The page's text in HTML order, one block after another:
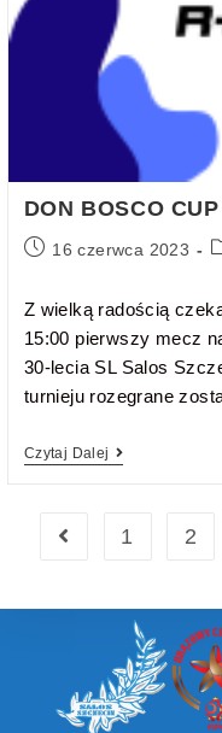
DON BOSCO
16 czerwca 2023
Z wielką radością
15:00 pierwszy mecz
30-lecia SL Salos
turnieju rozegrane
Czytaj Dalej
1 2